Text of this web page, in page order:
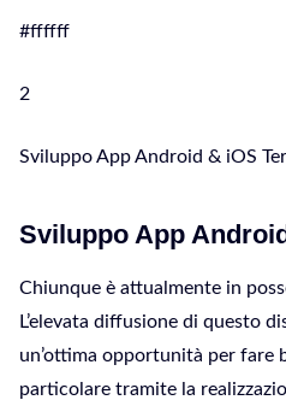
#ffffff
2
Sviluppo App Android & iOS
Sviluppo App
Chiunque è attualmente in
L’elevata diffusione di questo
un’ottima opportunità per fare
particolare tramite la